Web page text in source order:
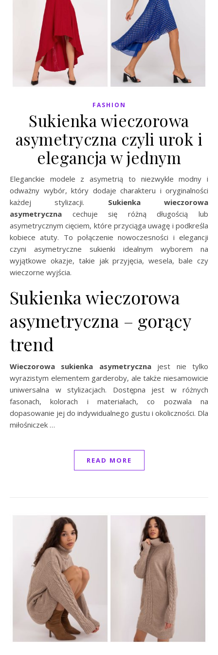
FASHION
Sukienka wieczorowa
asymetryczna czyli urok i
elegancja w jednym
Eleganckie modele z asymetrią to niezwykle modny i
odważny wybór, który dodaje charakteru i oryginalności
każdej stylizacji. Sukienka wieczorowa
asymetryczna cechuje się różną długością lub
asymetrycznym cięciem, które przyciąga uwagę i podkreśla
kobiece atuty. To połączenie nowoczesności i elegancji
czyni asymetryczne sukienki idealnym wyborem na
wyjątkowe okazje, takie jak przyjęcia, wesela, bale czy
wieczorne wyjścia.
Sukienka wieczorowa
asymetryczna – gorący
trend
Wieczorowa sukienka asymetrycznajest nie tylko
wyrazistym elementem garderoby, ale także niesamowicie
uniwersalna w stylizacjach. Dostępna jest w różnych
fasonach, kolorach i materiałach, co pozwala na
dopasowanie jej do indywidualnego gustu i okoliczności. Dla
miłośniczek …
READ MORE